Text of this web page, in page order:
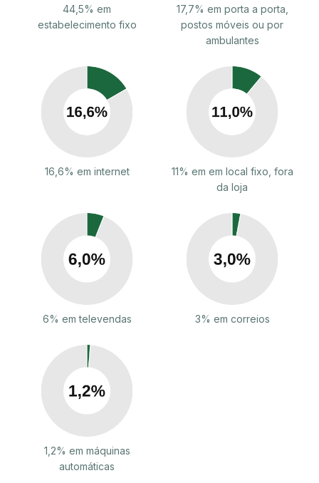
44,5% em
estabelecimento fixo
17,7% em porta a porta,
postos móveis ou por
ambulantes
16,6% em internet
11% em em local fixo, fora
da loja
6% em televendas 3% em correios
1,2% em máquinas
automáticas